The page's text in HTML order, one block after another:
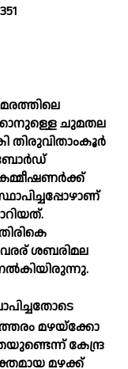
ചുമതല
തിരുവിതാംകൂര്‍
ബോര്‍ഡ്
ശബരിമല
മഴയ്ക്കോ
കേന്ദ്ര
മഴക്ക്